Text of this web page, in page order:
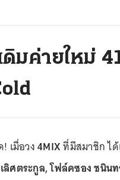
มค่ายใหม่
เมื่อวง4MIXที่มีสมาชิก ไ
ศตระกูล, โฟล์คซอง ชนิน